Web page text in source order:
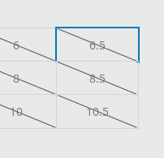
6 6.5
8 8.5
10 10.5